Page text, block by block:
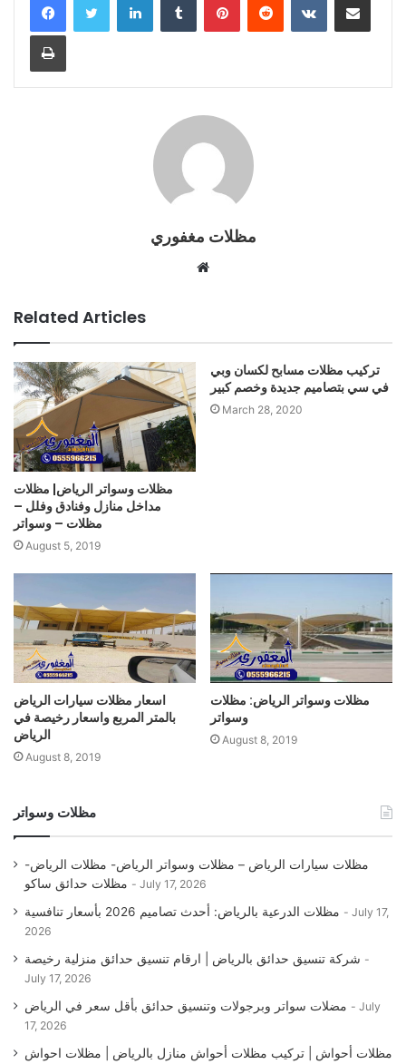
Print
مظلات مغفوري
Website
Related Articles
مظلات وسواتر الرياض| مظلات
مداخل منازل وفنادق وفلل –
مظلات – وسواتر
August 5, 2019
تركيب مظلات مسابح لكسان وبي
في سي بتصاميم جديدة وخصم كبير
March 28, 2020
اسعار مظلات سيارات الرياض
بالمتر المربع واسعار رخيصة في
الرياض
August 8, 2019
مظلات وسواتر الرياض: مظلات
وسواتر
August 8, 2019
مظلات وسواتر
مظلات سيارات الرياض – مظلات وسواتر الرياض- مظلات الرياض-
مظلات حدائق ساكو
July 17, 2026
مظلات الدرعية بالرياض: أحدث تصاميم 2026 بأسعار تنافسية
July 17,
2026
شركة تنسيق حدائق بالرياض | ارقام تنسيق حدائق منزلية رخيصة
July 17, 2026
مضلات سواتر وبرجولات وتنسيق حدائق بأقل سعر في الرياض
July
17, 2026
مظلات أحواش | تركيب مظلات أحواش منازل بالرياض | مظلات احواش